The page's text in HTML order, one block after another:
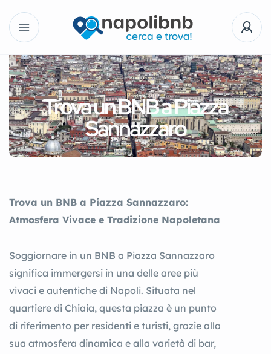
Trova un BNB a Piazza
Sannazzaro
Trova un BNB a Piazza Sannazzaro:
Atmosfera Vivace e Tradizione Napoletana
Soggiornare in un BNB a Piazza Sannazzaro
significa immergersi in una delle aree più
vivaci e autentiche di Napoli. Situata nel
quartiere di Chiaia, questa piazza è un punto
di riferimento per residenti e turisti, grazie alla
sua atmosfera dinamica e alla varietà di bar,